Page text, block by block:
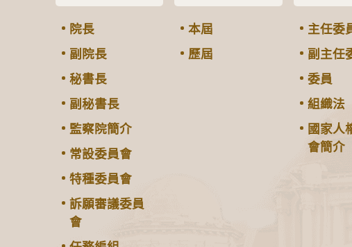
院長
副院長
秘書長
副秘書長
監察院簡介
常設委員會
特種委員會
訴願審議委員
會
本屆
歷屆
主任委
副主任
委員
組織法
國家人
會簡介